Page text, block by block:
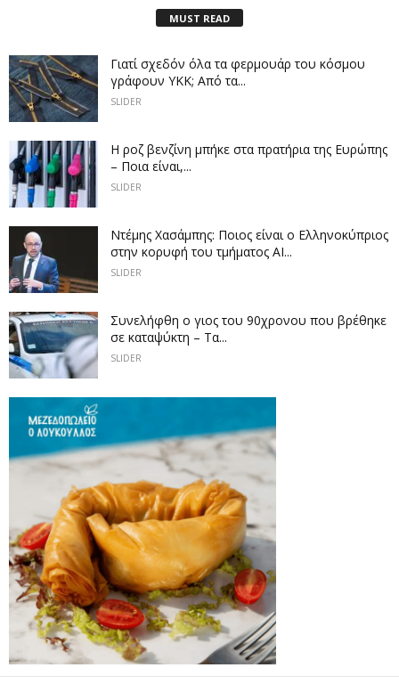
MUST READ
Γιατί σχεδόν όλα τα φερμουάρ του κόσμου
γράφουν YKK; Από τα...
SLIDER
Η ροζ βενζίνη μπήκε στα πρατήρια της Ευρώπης
– Ποια είναι,...
SLIDER
Ντέμης Χασάμπης: Ποιος είναι ο Ελληνοκύπριος
στην κορυφή του τμήματος AI...
SLIDER
Συνελήφθη ο γιος του 90χρονου που βρέθηκε
σε καταψύκτη – Τα...
SLIDER